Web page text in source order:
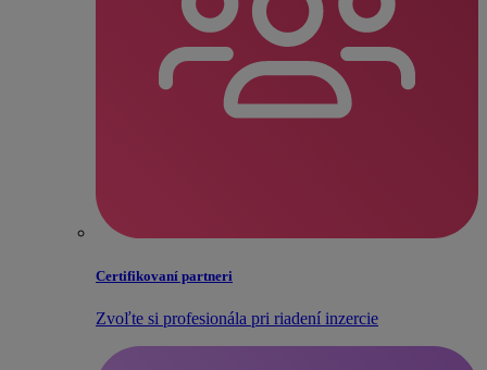
Certifikovaní partneri
Zvoľte si profesionála pri riadení inzercie